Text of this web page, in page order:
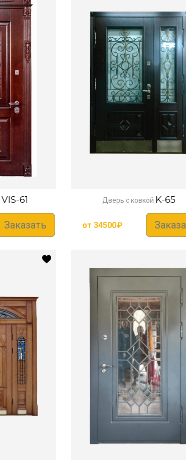
VIS-61
Заказать
Дверь с ковкой K-65
от 34500₽